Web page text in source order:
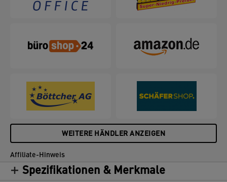
WEITERE HÄNDLER ANZEIGEN
Affiliate-Hinweis
Spezifikationen & Merkmale